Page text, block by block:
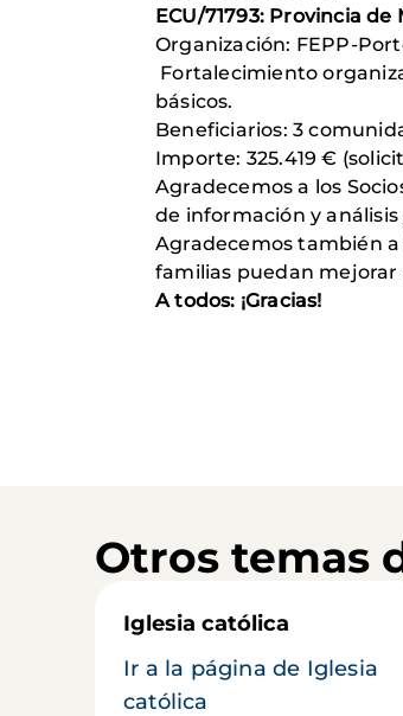
ECU/71793: Provincia de
Organización: FEPP-
Fortalecimiento
básicos.
Beneficiarios: 3
Importe: 325.419 €
Agradecemos a los
de información y
Agradecemos también
familias puedan mejorar
A todos: ¡Gracias!
Otros temas
Iglesia católica
Ir a la página de Iglesia
católica